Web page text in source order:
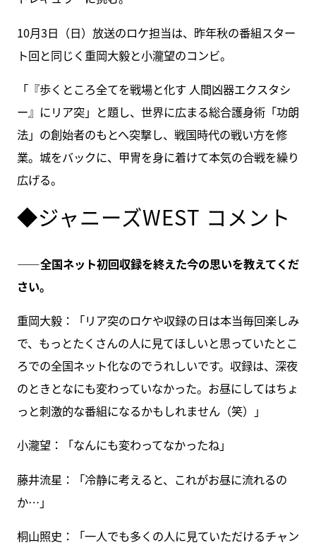
10月3日（日）放送のロケ担当は、昨年秋の番組スター
ト回と同じく重岡大毅と小瀧望のコンビ。
「『歩くところ全てを戦場と化す 人間凶器エクスタシ
ー』にリア突」と題し、世界に広まる総合護身術「功朗
法」の創始者のもとへ突撃し、戦国時代の戦い方を修
業。城をバックに、甲冑を身に着けて本気の合戦を繰り
広げる。
◆ジャニーズWEST コメント
――全国ネット初回収録を終えた今の思いを教えてくだ
さい。
重岡大毅：「リア突のロケや収録の日は本当毎回楽しみ
で、もっとたくさんの人に見てほしいと思っていたとこ
ろでの全国ネット化なのでうれしいです。収録は、深夜
のときとなにも変わっていなかった。お昼にしてはちょ
っと刺激的な番組になるかもしれません（笑）」
小瀧望：「なんにも変わってなかったね」
藤井流星：「冷静に考えると、これがお昼に流れるの
か…」
桐山照史：「一人でも多くの人に見ていただけるチャン